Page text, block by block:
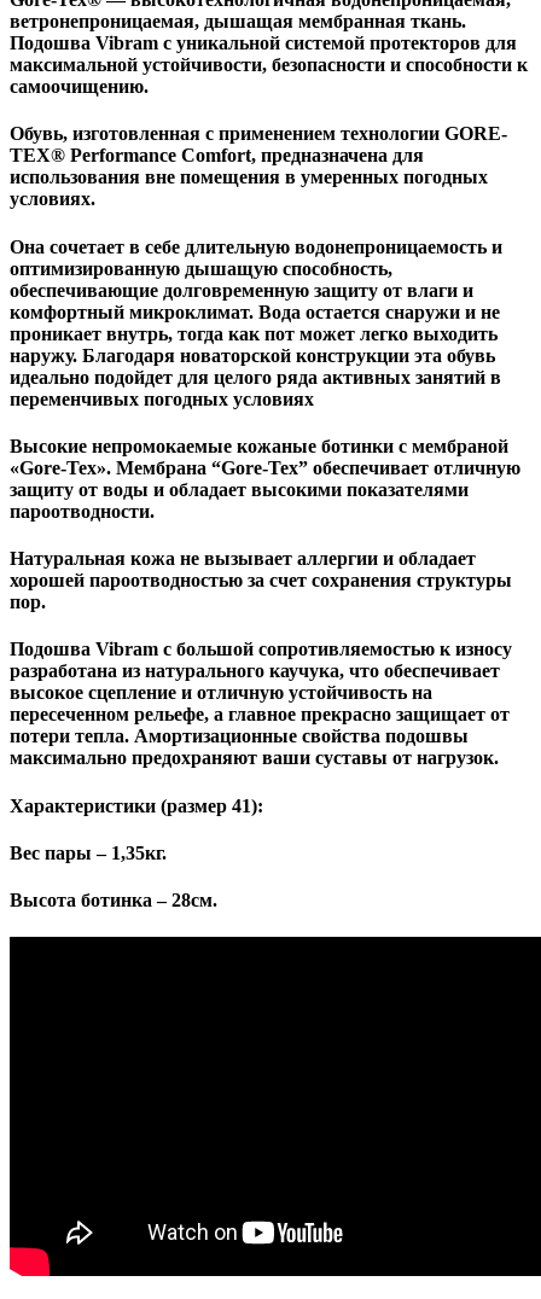
ветронепроницаемая, дышащая мембранная ткань.
Подошва Vibram с уникальной системой протекторов для
максимальной устойчивости, безопасности и способности к
самоочищению.
Обувь, изготовленная с применением технологии GORE-
TEX® Performance Comfort, предназначена для
использования вне помещения в умеренных погодных
условиях.
Она сочетает в себе длительную водонепроницаемость и
оптимизированную дышащую способность,
обеспечивающие долговременную защиту от влаги и
комфортный микроклимат. Вода остается снаружи и не
проникает внутрь, тогда как пот может легко выходить
наружу. Благодаря новаторской конструкции эта обувь
идеально подойдет для целого ряда активных занятий в
переменчивых погодных условиях
Высокие непромокаемые кожаные ботинки с мембраной
«Gore-Tex». Мембрана “Gore-Tex” обеспечивает отличную
защиту от воды и обладает высокими показателями
пароотводности.
Натуральная кожа не вызывает аллергии и обладает
хорошей пароотводностью за счет сохранения структуры
пор.
Подошва Vibram с большой сопротивляемостью к износу
разработана из натурального каучука, что обеспечивает
высокое сцепление и отличную устойчивость на
пересеченном рельефе, а главное прекрасно защищает от
потери тепла. Амортизационные свойства подошвы
максимально предохраняют ваши суставы от нагрузок.
Характеристики (размер 41):
Вес пары – 1,35кг.
Высота ботинка – 28см.